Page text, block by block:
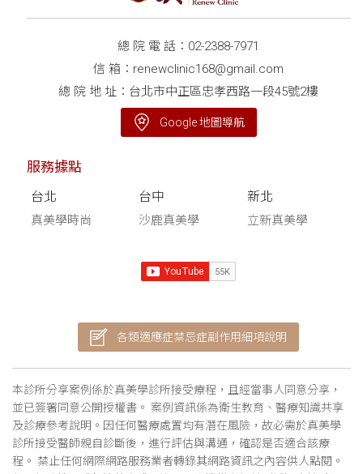
總 院 電 話： 02-2388-7971
信 箱： renewclinic168@gmail.com
總 院 地 址：台北市中正區忠孝西路一段45號2樓
Google 地圖導航
服務據點
台北
真美學時尚
台中
沙鹿真美學
新北
立新真美學
各類適應症禁忌症副作用細項說明
本診所分享案例係於真美學診所接受療程，且經當事人同意分享，
並已簽署同意公開授權書。 案例資訊係為衛生教育、醫療知識共享
及診療參考說明。因任何醫療處置均有潛在風險，故必需於真美學
診所接受醫師親自診斷後，進行評估與溝通，確認是否適合該療
程。 禁止任何網際網路服務業者轉錄其網路資訊之內容供人點閱。